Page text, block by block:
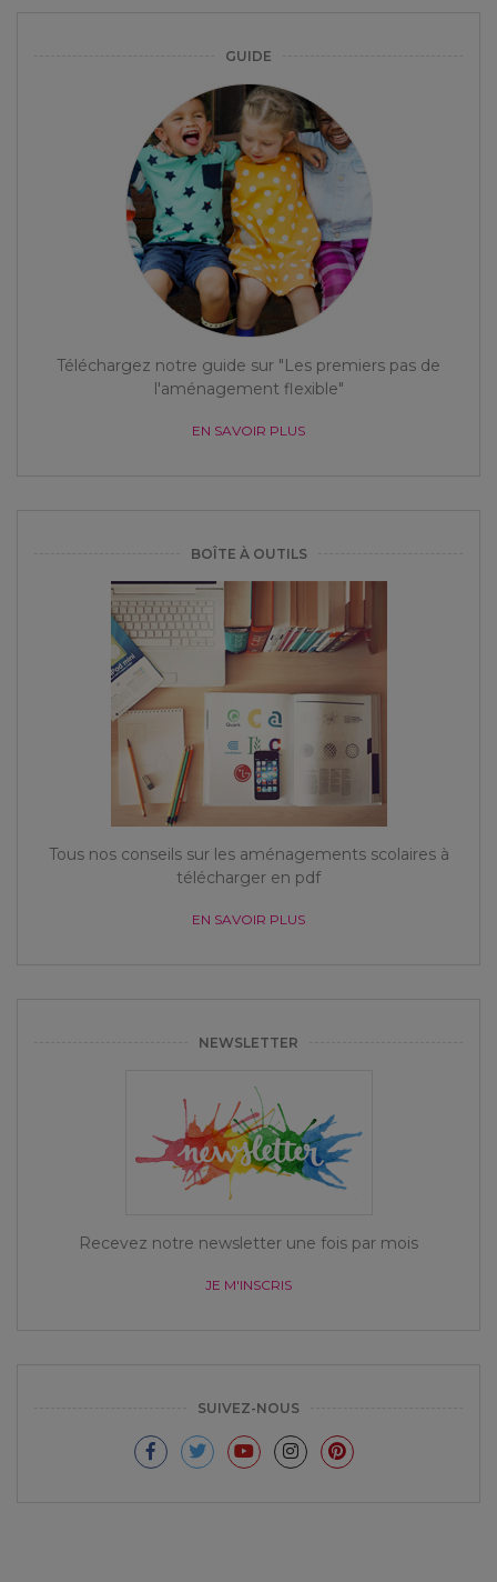
GUIDE
Téléchargez notre guide sur "Les premiers pas de
l'aménagement flexible"
EN SAVOIR PLUS
BOÎTE À OUTILS
Tous nos conseils sur les aménagements scolaires à
télécharger en pdf
EN SAVOIR PLUS
NEWSLETTER
Recevez notre newsletter une fois par mois
JE M'INSCRIS
SUIVEZ-NOUS